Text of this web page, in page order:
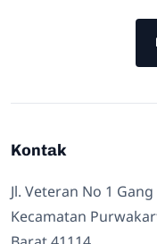
Kontak
Jl. Veteran No 1
Kecamatan